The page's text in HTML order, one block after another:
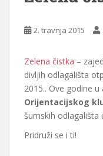
2. travnja 2015
Zelena čistka –
divljih odlagališta
2015.. Ove godine
Orijentacijskog
šumskih odlagališta
Pridruži se i ti!